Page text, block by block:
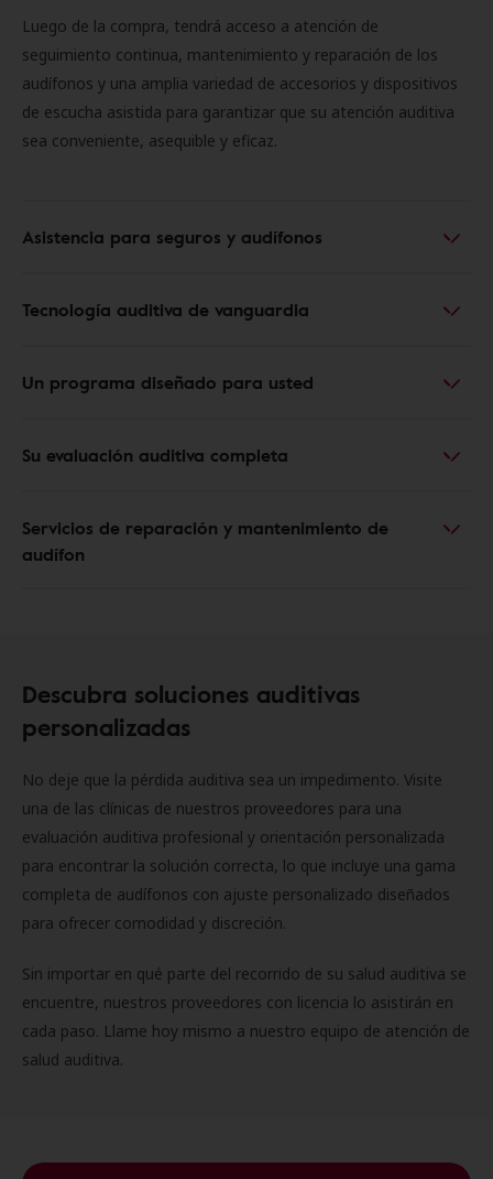
Luego de la compra, tendrá acceso a atención de
seguimiento continua, mantenimiento y reparación de los
audífonos y una amplia variedad de accesorios y dispositivos
de escucha asistida para garantizar que su atención auditiva
sea conveniente, asequible y eficaz.
Asistencia para seguros y audífonos
Tecnología auditiva de vanguardia
Un programa diseñado para usted
Su evaluación auditiva completa
Servicios de reparación y mantenimiento de
audífon
Descubra soluciones auditivas
personalizadas
No deje que la pérdida auditiva sea un impedimento. Visite
una de las clínicas de nuestros proveedores para una
evaluación auditiva profesional y orientación personalizada
para encontrar la solución correcta, lo que incluye una gama
completa de audífonos con ajuste personalizado diseñados
para ofrecer comodidad y discreción.
Sin importar en qué parte del recorrido de su salud auditiva se
encuentre, nuestros proveedores con licencia lo asistirán en
cada paso. Llame hoy mismo a nuestro equipo de atención de
salud auditiva.